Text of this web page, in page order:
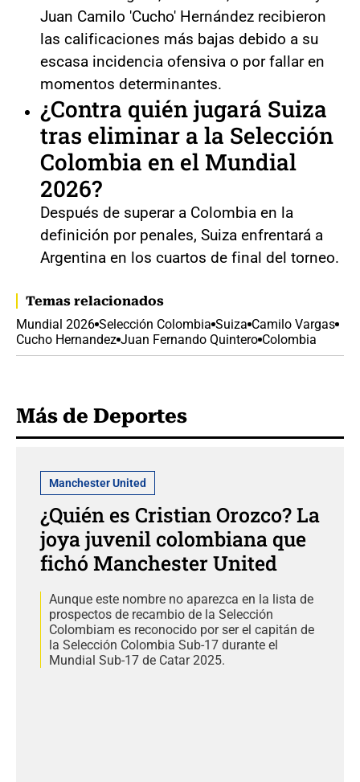
Juan Camilo 'Cucho' Hernández recibieron
las calificaciones más bajas debido a su
escasa incidencia ofensiva o por fallar en
momentos determinantes.
¿Contra quién jugará Suiza
tras eliminar a la Selección
Colombia en el Mundial
2026?
Después de superar a Colombia en la
definición por penales, Suiza enfrentará a
Argentina en los cuartos de final del torneo.
Temas relacionados
Mundial 2026 Selección Colombia Suiza Camilo Vargas
Cucho Hernandez Juan Fernando Quintero Colombia
Más de Deportes
Manchester United
¿Quién es Cristian Orozco? La
joya juvenil colombiana que
fichó Manchester United
Aunque este nombre no aparezca en la lista de
prospectos de recambio de la Selección
Colombiam es reconocido por ser el capitán de
la Selección Colombia Sub-17 durante el
Mundial Sub-17 de Catar 2025.